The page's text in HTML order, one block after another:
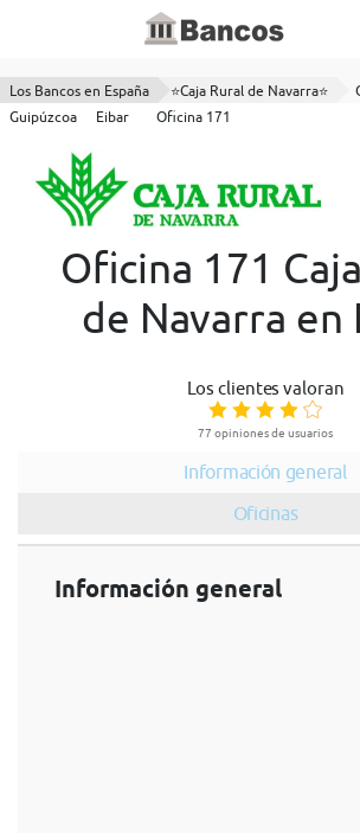
Los Bancos en España ⭐Caja Rural de Navarra⭐
Guipúzcoa
Eibar Oficina 171
Oficina 171
de Navarra en
Los clientes valoran
77 opiniones de usuarios
Información general
Oficinas
Información general